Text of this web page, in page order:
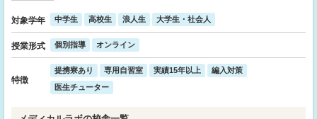
対象学年 中学生 高校生 浪人生 大学生・社会人
授業形式 個別指導 オンライン
特徴
提携寮あり 専用自習室 実績15年以上
編入対策
医生チューター